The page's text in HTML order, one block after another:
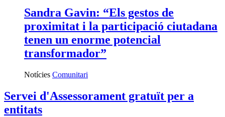
Sandra Gavin: “Els gestos de
proximitat i la participació ciutadana
tenen un enorme potencial
transformador”
Notícies Comunitari
Servei d'Assessorament gratuït per a
entitats